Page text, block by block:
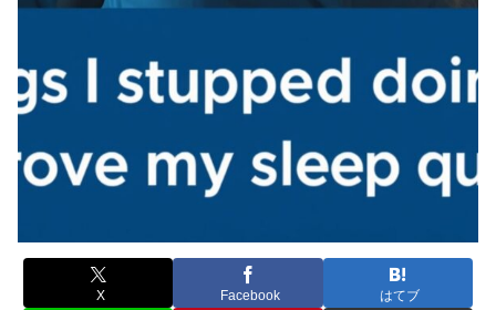
X Facebook はてブ